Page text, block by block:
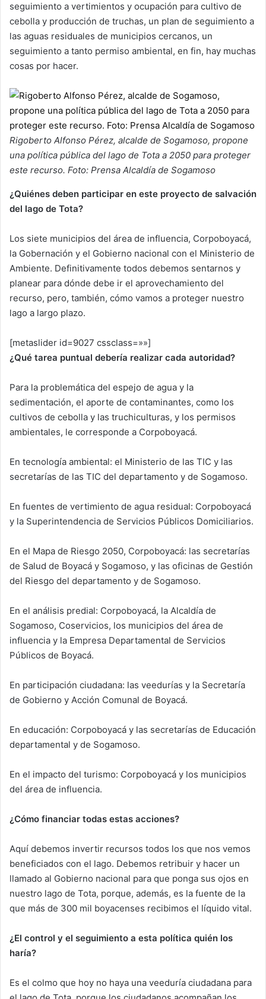
seguimiento a vertimientos y ocupación para cultivo de
cebolla y producción de truchas, un plan de seguimiento a
las aguas residuales de municipios cercanos, un
seguimiento a tanto permiso ambiental, en fin, hay muchas
cosas por hacer.
Rigoberto Alfonso Pérez, alcalde de Sogamoso, propone
una política pública del lago de Tota a 2050 para proteger
este recurso. Foto: Prensa Alcaldía de Sogamoso
¿Quiénes deben participar en este proyecto de salvación
del lago de Tota?
Los siete municipios del área de influencia, Corpoboyacá,
la Gobernación y el Gobierno nacional con el Ministerio de
Ambiente. Definitivamente todos debemos sentarnos y
planear para dónde debe ir el aprovechamiento del
recurso, pero, también, cómo vamos a proteger nuestro
lago a largo plazo.
[metaslider id=9027 cssclass=»»]
¿Qué tarea puntual debería realizar cada autoridad?
Para la problemática del espejo de agua y la
sedimentación, el aporte de contaminantes, como los
cultivos de cebolla y las truchiculturas, y los permisos
ambientales, le corresponde a Corpoboyacá.
En tecnología ambiental: el Ministerio de las TIC y las
secretarías de las TIC del departamento y de Sogamoso.
En fuentes de vertimiento de agua residual: Corpoboyacá
y la Superintendencia de Servicios Públicos Domiciliarios.
En el Mapa de Riesgo 2050, Corpoboyacá: las secretarías
de Salud de Boyacá y Sogamoso, y las oficinas de Gestión
del Riesgo del departamento y de Sogamoso.
En el análisis predial: Corpoboyacá, la Alcaldía de
Sogamoso, Coservicios, los municipios del área de
influencia y la Empresa Departamental de Servicios
Públicos de Boyacá.
En participación ciudadana: las veedurías y la Secretaría
de Gobierno y Acción Comunal de Boyacá.
En educación: Corpoboyacá y las secretarías de Educación
departamental y de Sogamoso.
En el impacto del turismo: Corpoboyacá y los municipios
del área de influencia.
¿Cómo financiar todas estas acciones?
Aquí debemos invertir recursos todos los que nos vemos
beneficiados con el lago. Debemos retribuir y hacer un
llamado al Gobierno nacional para que ponga sus ojos en
nuestro lago de Tota, porque, además, es la fuente de la
que más de 300 mil boyacenses recibimos el líquido vital.
¿El control y el seguimiento a esta política quién los
haría?
Es el colmo que hoy no haya una veeduría ciudadana para